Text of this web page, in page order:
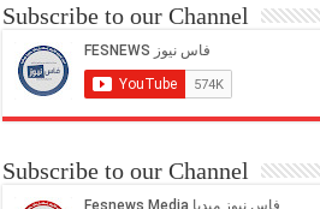
Subscribe to our Channel
Subscribe to our Channel